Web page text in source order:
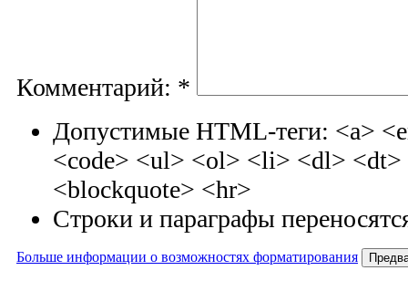
Комментарий: *
Допустимые HTML-теги: <a>
<code> <ul> <ol> <li> <dl> <dt>
<blockquote> <hr>
Строки и параграфы
Больше информации о возможностях форматирования